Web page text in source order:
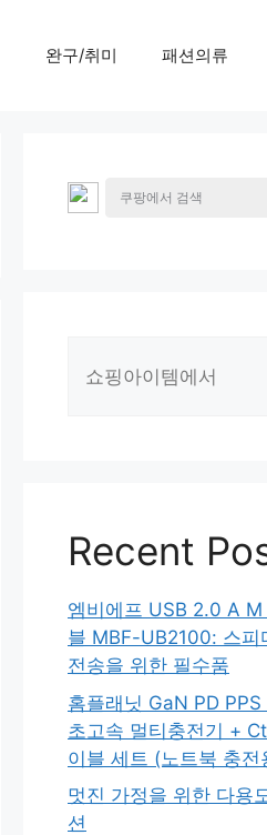
완구/취미 패션의류
Recent
엠비에프 USB 2.0 A
블 MBF-UB2100: 스피
전송을 위한 필수품
홈플래닛 GaN PD
초고속 멀티충전기 +
이블 세트 (노트북 충전
멋진 가정을 위한 다용
션